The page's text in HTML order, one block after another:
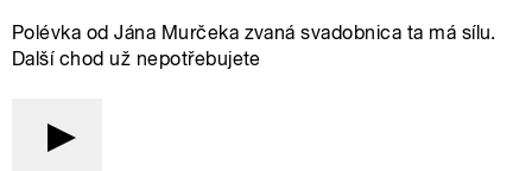
Polévka od Jána Murčeka zvaná svadobnica ta má sílu.
Další chod už nepotřebujete